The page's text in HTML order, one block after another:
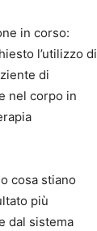
in corso:
l’utilizzo di
di
nel corpo in
cosa stiano
più
dal sistema